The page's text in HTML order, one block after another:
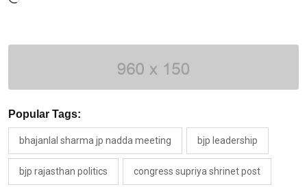
Popular Tags:
bhajanlal sharma jp nadda meeting bjp leadership
bjp rajasthan politics congress supriya shrinet post